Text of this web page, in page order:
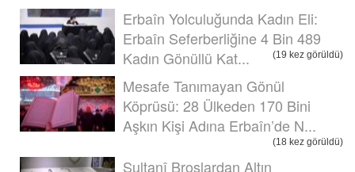
Erbaîn Yolculuğunda Kadın Eli:
Erbaîn Seferberliğine 4 Bin 489
Kadın Gönüllü Kat...
(19 kez görüldü)
Mesafe Tanımayan Gönül
Köprüsü: 28 Ülkeden 170 Bini
Aşkın Kişi Adına Erbaîn’de N...
(18 kez görüldü)
Sultanî Broşlardan Altın